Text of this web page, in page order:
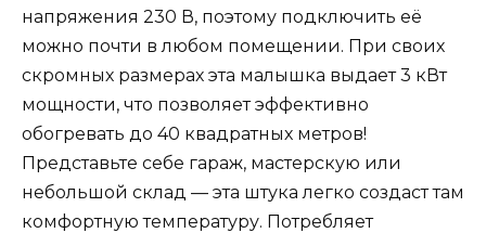
напряжения 230 В, поэтому подключить её
можно почти в любом помещении. При своих
скромных размерах эта малышка выдает 3 кВт
мощности, что позволяет эффективно
обогревать до 40 квадратных метров!
Представьте себе гараж, мастерскую или
небольшой склад — эта штука легко создаст там
комфортную температуру. Потребляет